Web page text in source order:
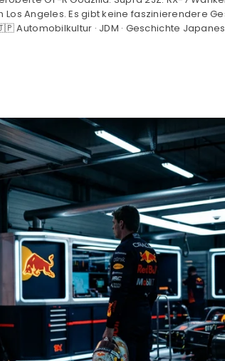
Los Angeles. Es gibt keine faszinierendere
Automobilkultur · JDM · Geschichte